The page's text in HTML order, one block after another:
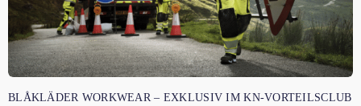
BLÅKLÄDER WORKWEAR – EXKLUSIV IM KN-VORTEILSCLUB